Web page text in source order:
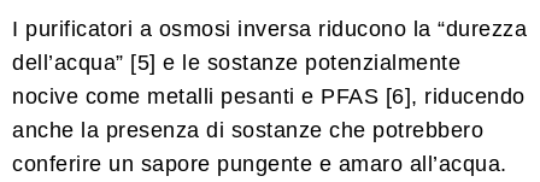
I purificatori a osmosi inversa riducono la “durezza
dell’acqua” [5] e le sostanze potenzialmente
nocive come metalli pesanti e PFAS [6], riducendo
anche la presenza di sostanze che potrebbero
conferire un sapore pungente e amaro all’acqua.